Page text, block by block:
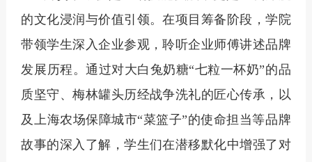
的文化浸润与价值引领。在项目筹备阶段，学院
带领学生深入企业参观，聆听企业师傅讲述品牌
发展历程。通过对大白兔奶糖“七粒一杯奶”的品
质坚守、梅林罐头历经战争洗礼的匠心传承，以
及上海农场保障城市“菜篮子”的使命担当等品牌
故事的深入了解，学生们在潜移默化中增强了对